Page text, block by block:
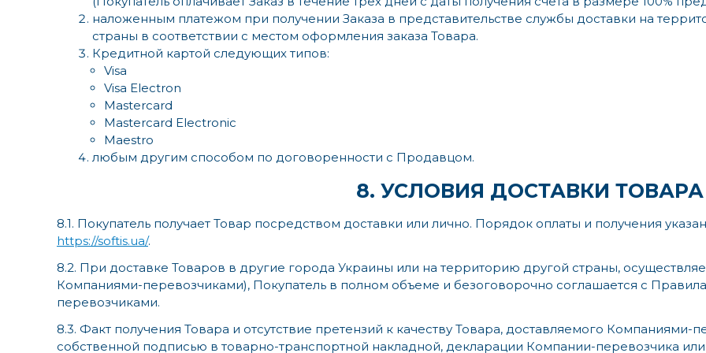
наложенным платежом при получении Заказа в представительстве службы доставки на
страны в соответствии с местом оформления заказа Товара.
Кредитной картой следующих типов:
Visa
Visa Electron
Mastercard
Mastercard Electronic
Maestro
любым другим способом по договоренности с Продавцом.
8. УСЛОВИЯ ДОСТАВКИ ТОВАРА
8.1. Покупатель получает Товар посредством доставки или лично. Порядок оплаты и получения
https://softis.ua/.
8.2. При доставке Товаров в другие города Украины или на территорию другой страны,
Компаниями-перевозчиками), Покупатель в полном объеме и безоговорочно соглашается с
перевозчиками.
8.3. Факт получения Товара и отсутствие претензий к качеству Товара, доставляемого
собственной подписью в товарно-транспортной накладной, декларации Компании-перевозчика